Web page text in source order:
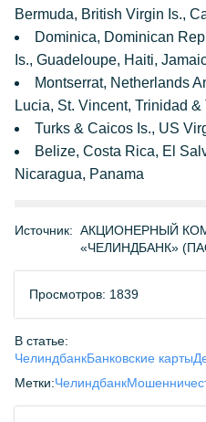
Bermuda, British Virgin Is.,
Dominica, Dominican
Is., Guadeloupe, Haiti,
Montserrat, Netherlands
Lucia, St. Vincent, Trinidad &
Turks & Caicos Is., US
Belize, Costa Rica, El
Nicaragua, Panama
Источник: АКЦИОНЕРНЫЙ
«ЧЕЛИНДБАНК»
Просмотров: 1839
В статье:
ЧелиндбанкБанковские карты
Метки:Челиндбанк